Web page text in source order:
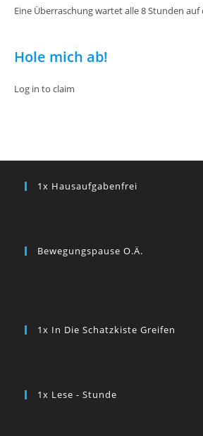
Eine Überraschung wartet alle 8 Stunden auf
Hole mich ab!
Log in to claim
1x Hausaufgabenfrei
Bewegungspause O.ä.
1x In Die Schatzkiste Greifen
1x Lese - Stunde